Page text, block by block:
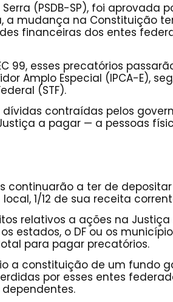
Serra (PSDB-SP), foi
a mudança na Constituição
financeiras dos entes
99, esses precatórios
Amplo Especial (IPCA-E),
(STF).
dívidas contraídas pelos
a pagar — a pessoas
continuarão a ter de
1/12 de sua receita
relativos a ações na
estados, o DF ou os
para pagar precatórios.
a constituição de um fundo
por esses entes